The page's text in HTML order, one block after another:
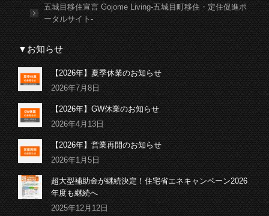
五城目移住宣言 Gojome Living-五城目町移住・定住促進ポ
ータルサイト-
▼お知らせ
【2026年】夏季休業のお知らせ
2026年7月8日
【2026年】GW休業のお知らせ
2026年4月13日
【2026年】営業再開のお知らせ
2026年1月5日
超大型補助金が継続決定！住宅省エネキャンペーン2026
年度も継続へ
2025年12月12日